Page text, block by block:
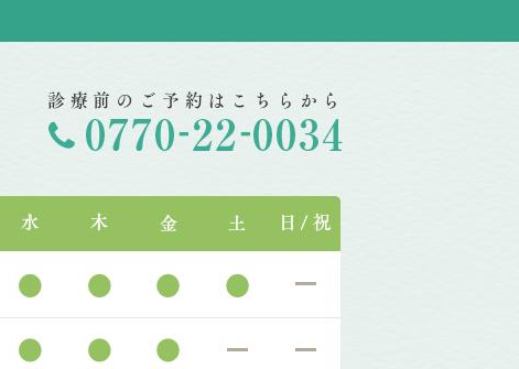
診療前のご予約はこちらから